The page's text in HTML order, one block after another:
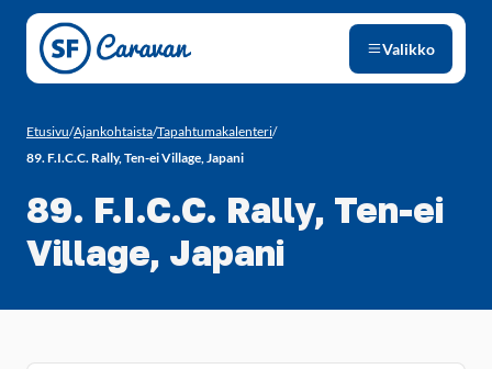
Siirry sivun sisältöön
Valikko
Etusivu/Ajankohtaista/Tapahtumakalenteri/
89. F.I.C.C. Rally, Ten-ei Village, Japani
89. F.I.C.C. Rally, Ten-ei
Village, Japani